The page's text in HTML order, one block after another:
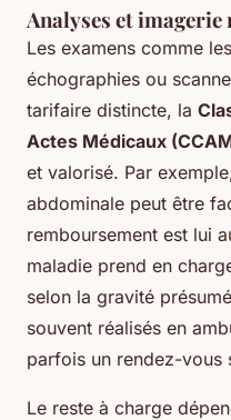
Analyses et imagerie
Les examens comme
échographies ou
tarifaire distincte, la
Actes Médicaux
et valorisé. Par
abdominale peut être
remboursement est lui
maladie prend en
selon la gravité
souvent réalisés en
parfois un rendez-vous
Le reste à charge